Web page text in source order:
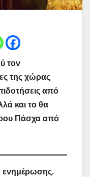
τον
της χώρας
από
και το θα
Πάσχα από
ενημέρωσης.